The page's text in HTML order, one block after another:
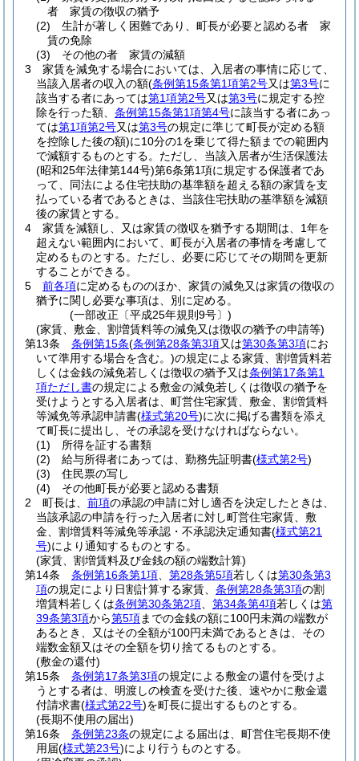
者 家賃の徴収の猶予
(2)
生計が著しく困難であり、町長が必要と認める者 家
賃の免除
(3)
その他の者 家賃の減額
3
家賃を減免する場合においては、入居者の事情に応じて、
当該入居者の収入の額(条例第15条第1項第2号又は第3号に
該当する者にあっては第1項第2号又は第3号に規定する控
除を行った額、 条例第15条第1項第4号に該当する者にあっ
ては第1項第2号又は第3号の規定に準じて町長が定める額
を控除した後の額)に10分の1を乗じて得た額までの範囲内
で減額するものとする。 ただし、当該入居者が生活保護法
(昭和25年法律第144号)第6条第1項に規定する保護者であ
って、同法による住宅扶助の基準額を超える額の家賃を支
払っている者であるときは、当該住宅扶助の基準額を減額
後の家賃とする。
4
家賃を減額し、又は家賃の徴収を猶予する期間は、1年を
超えない範囲内において、町長が入居者の事情を考慮して
定めるものとする。 ただし、必要に応じてその期間を更新
することができる。
5
前各項に定めるもののほか、家賃の減免又は家賃の徴収の
猶予に関し必要な事項は、別に定める。
(一部改正〔平成25年規則9号〕)
(家賃、敷金、割増賃料等の減免又は徴収の猶予の申請等)
第13条
条例第15条(条例第28条第3項又は第30条第3項にお
いて準用する場合を含む。)の規定による家賃、割増賃料若
しくは金銭の減免若しくは徴収の猶予又は条例第17条第1
項ただし書の規定による敷金の減免若しくは徴収の猶予を
受けようとする入居者は、町営住宅家賃、敷金、割増賃料
等減免等承認申請書(様式第20号)に次に掲げる書類を添え
て町長に提出し、その承認を受けなければならない。
(1)
所得を証する書類
(2)
給与所得者にあっては、勤務先証明書(様式第2号)
(3)
住民票の写し
(4)
その他町長が必要と認める書類
2
町長は、 前項の承認の申請に対し適否を決定したときは、
当該承認の申請を行った入居者に対し町営住宅家賃、敷
金、割増賃料等減免等承認・不承認決定通知書(様式第21
号)により通知するものとする。
(家賃、割増賃料及び金銭の額の端数計算)
第14条
条例第16条第1項 第28条第5項若しくは第30条第3
項の規定により日割計算する家賃、 条例第28条第3項の割
増賃料若しくは条例第30条第2項 第34条第4項若しくは第
39条第3項から第5項までの金銭の額に100円未満の端数が
あるとき、又はその全額が100円未満であるときは、その
端数金額又はその全額を切り捨てるものとする。
(敷金の還付)
第15条
条例第17条第3項の規定による敷金の還付を受けよ
うとする者は、明渡しの検査を受けた後、速やかに敷金還
付請求書(様式第22号)を町長に提出するものとする。
(長期不使用の届出)
第16条
条例第23条の規定による届出は、町営住宅長期不使
用届(様式第23号)により行うものとする。